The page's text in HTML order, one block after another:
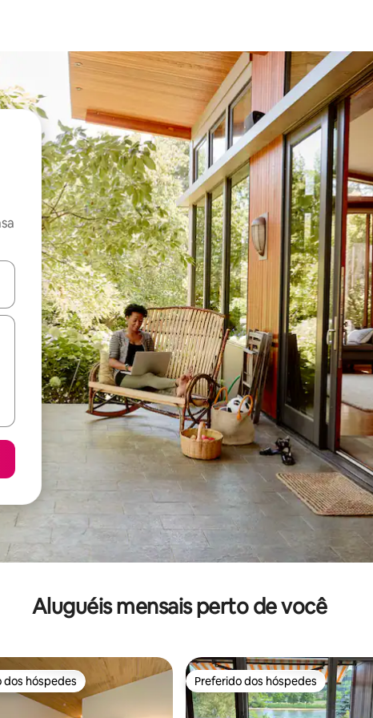
os usando as seta para cima e para baixo do teclado ou tocando e
Aluguéis mensais perto de você
dos hóspedes
dos hóspedes Preferido dos hóspedes
Preferido dos hóspedes